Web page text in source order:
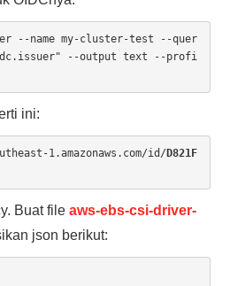
--name my-cluster-test --quer
--output text --profi
ini:
1.amazonaws.com/id/ D821F
Buat fileaws-ebs-csi-driver-
json berikut: